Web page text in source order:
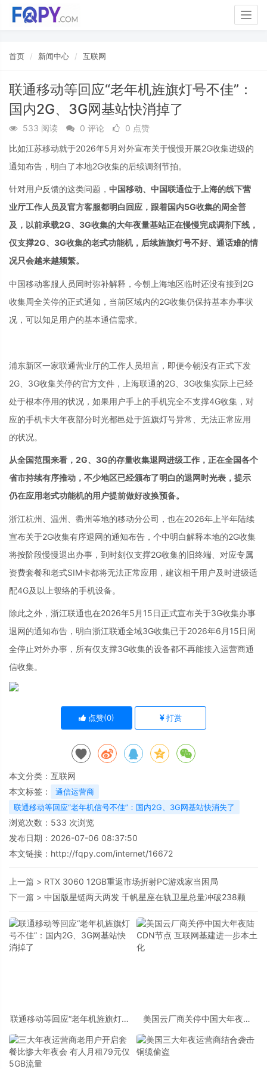
首页 新闻中心 互联网
联通移动等回应“老年机旌旗灯号不佳”：
国内2G、3G网基站快消掉了
533 阅读 0 评论
0 点赞
比如江苏移动就于2026年5月对外宣布关于慢慢开展2G收集进级的
通知布告，明白了本地2G收集的后续调剂节拍。
针对用户反馈的这类问题， 中国移动、中国联通位于上海的线下营
业厅工作人员及官方客服都明白回应，跟着国内5G收集的周全普
及，以前承载2G、3G收集的大年夜量基站正在慢慢完成调剂下线，
仅支撑2G、3G收集的老式功能机，后续旌旗灯号不好、通话难的情
况只会越来越频繁。
中国移动客服人员同时弥补解释，今朝上海地区临时还没有接到2G
收集周全关停的正式通知，当前区域内的2G收集仍保持基本办事状
况，可以知足用户的基本通信需求。
浦东新区一家联通营业厅的工作人员坦言，即便今朝没有正式下发
2G、3G收集关停的官方文件，上海联通的2G、3G收集实际上已经
处于根本停用的状况，如果用户手上的手机完全不支撑4G收集，对
应的手机卡大年夜部分时光都邑处于旌旗灯号异常、无法正常应用
的状况。
从全国范围来看，2G、3G的存量收集退网进级工作，正在全国各个
省市持续有序推动，不少地区已经颁布了明白的退网时光表，提示
仍在应用老式功能机的用户提前做好改换预备。
浙江杭州、温州、衢州等地的移动分公司，也在2026年上半年陆续
宣布关于2G收集有序退网的通知布告，个中明白解释本地的2G收集
将按阶段慢慢退出办事，到时刻仅支撑2G收集的旧终端、对应专属
资费套餐和老式SIM卡都将无法正常应用，建议相干用户及时进级适
配4G及以上彀络的手机设备。
除此之外，浙江联通也在2026年5月15日正式宣布关于3G收集办事
退网的通知布告，明白浙江联通全域3G收集已于2026年6月15日周
全停止对外办事，所有仅支撑3G收集的设备都不再能接入运营商通
信收集。
点赞(0) 打赏
本文分类： 互联网
本文标签：
通信运营商
联通移动等回应“老年机信号不佳”：国内2G、3G网基站快消失了
浏览次数： 533 次浏览
发布日期：2026-07-06 08:37:50
本文链接： http://fqpy.com/internet/16672
上一篇 > RTX 3060 12GB重返市场折射PC游戏家当困局
下一篇 > 中国版星链两天两发 千帆星座在轨卫星总量冲破238颗
联通移动等回应“老年机旌旗灯号
掉了
美国云厂商关停中国大年夜陆
化